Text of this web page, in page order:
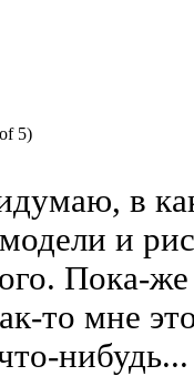
5)
в
и
Пока-
то мне
нибудь...